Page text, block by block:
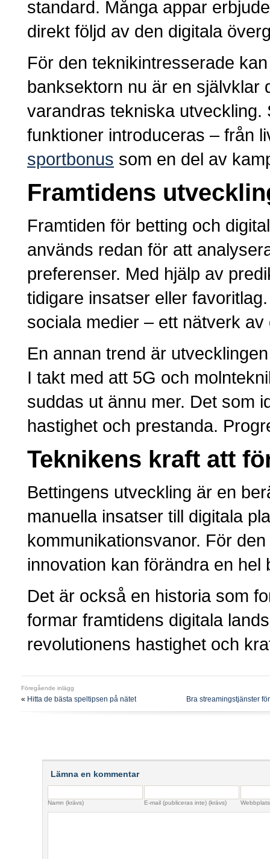
standard. Många appar
direkt följd av den digitala
För den teknikintresserade
banksektorn nu är en självklar
varandras tekniska utveckling.
funktioner introduceras – från
sportbonus som en del av
Framtidens
Framtiden för betting och
används redan för att
preferenser. Med hjälp av
tidigare insatser eller
sociala medier – ett nätverk
En annan trend är
I takt med att 5G och
suddas ut ännu mer. Det som
hastighet och prestanda.
Teknikens kraft att
Bettingens utveckling är en
manuella insatser till digitala
kommunikationsvanor. För
innovation kan förändra en
Det är också en historia som
formar framtidens digitala
revolutionens hastighet och
Föregående inlägg
« Hitta de bästa speltipsen på nätet Bra streamingstjänster
Lämna en kommentar
Namn (krävs) E-mail (publiceras inte) (krävs)